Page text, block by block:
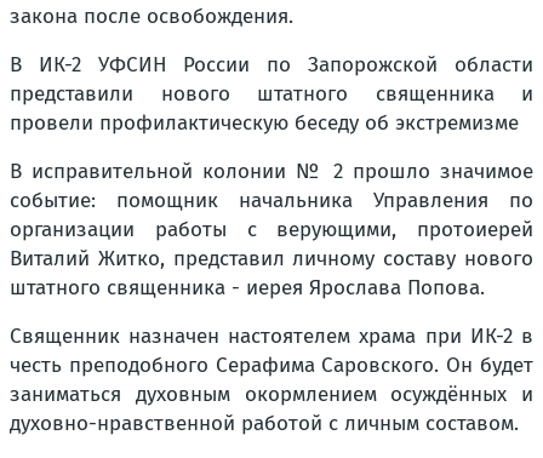
закона после освобождения.
В ИК-2 УФСИН России по Запорожской области
представили нового штатного священника и
провели профилактическую беседу об экстремизме
В исправительной колонии № 2 прошло значимое
событие: помощник начальника Управления по
организации работы с верующими, протоиерей
Виталий Житко, представил личному составу нового
штатного священника - иерея Ярослава Попова.
Священник назначен настоятелем храма при ИК-2 в
честь преподобного Серафима Саровского. Он будет
заниматься духовным окормлением осуждённых и
духовно-нравственной работой с личным составом.